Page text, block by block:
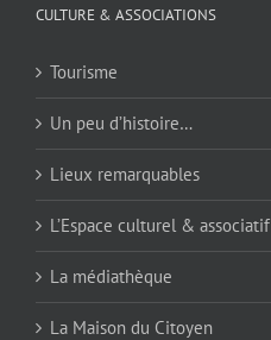
CULTURE & ASSOCIATIONS
Tourisme
Un peu d’histoire…
Lieux remarquables
L’Espace culturel & associatif
La médiathèque
La Maison du Citoyen